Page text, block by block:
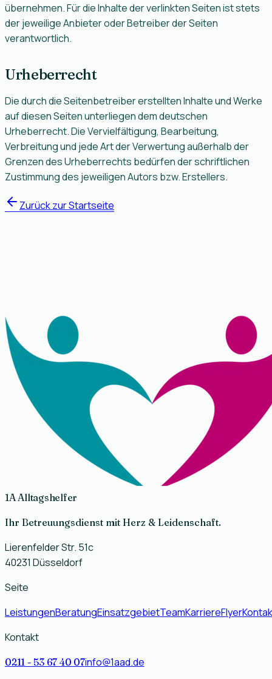
übernehmen. Für die Inhalte der verlinkten Seiten ist stets
der jeweilige Anbieter oder Betreiber der Seiten
verantwortlich.
Urheberrecht
Die durch die Seitenbetreiber erstellten Inhalte und Werke
auf diesen Seiten unterliegen dem deutschen
Urheberrecht. Die Vervielfältigung, Bearbeitung,
Verbreitung und jede Art der Verwertung außerhalb der
Grenzen des Urheberrechts bedürfen der schriftlichen
Zustimmung des jeweiligen Autors bzw. Erstellers.
Zurück zur Startseite
1A Alltagshelfer
Ihr Betreuungsdienst mit Herz & Leidenschaft.
Lierenfelder Str. 51c
40231 Düsseldorf
Seite
LeistungenBeratungEinsatzgebietTeamKarriereFlyer
Kontakt
0211 - 53 67 40 07info@1aad.de